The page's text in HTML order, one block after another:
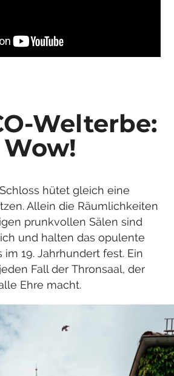
Welterbe:
hütet gleich eine
Allein die Räumlichkeiten
prunkvollen Sälen sind
und halten das opulente
19. Jahrhundert fest. Ein
Fall der Thronsaal, der
Ehre macht.